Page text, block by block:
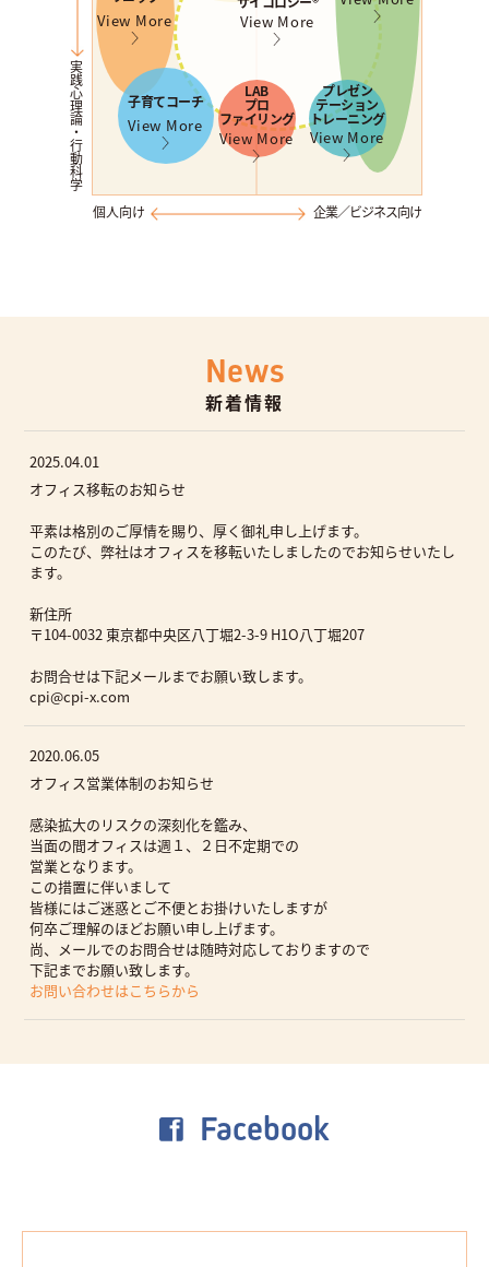
View More
View More
子育てコーチ
View More
LAB
プロ
ファイリング
View More
プレゼン
テーション
トレーニング
View More
実践心理論・行動科学
個人向け 企業／ビジネス向け
News
新着情報
2025.04.01
オフィス移転のお知らせ
平素は格別のご厚情を賜り、厚く御礼申し上げます。
このたび、弊社はオフィスを移転いたしましたのでお知らせいたし
ます。
新住所
〒104-0032 東京都中央区八丁堀2-3-9 H1O八丁堀207
お問合せは下記メールまでお願い致します。
cpi@cpi-x.com
2020.06.05
オフィス営業体制のお知らせ
感染拡大のリスクの深刻化を鑑み、
当面の間オフィスは週１、２日不定期での
営業となります。
この措置に伴いまして
皆様にはご迷惑とご不便とお掛けいたしますが
何卒ご理解のほどお願い申し上げます。
尚、メールでのお問合せは随時対応しておりますので
下記までお願い致します。
お問い合わせはこちらから
Facebook